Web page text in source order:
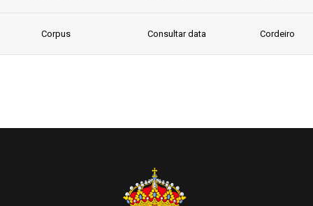
Corpus Consultar data Cordeiro